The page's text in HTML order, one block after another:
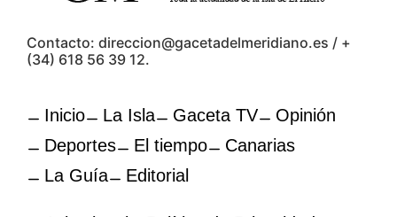
Contacto: direccion@gacetadelmeridiano.es / +
(34) 618 56 39 12.
Inicio La Isla Gaceta TV
Opinión
Deportes
El tiempo
Canarias
La Guía
Editorial